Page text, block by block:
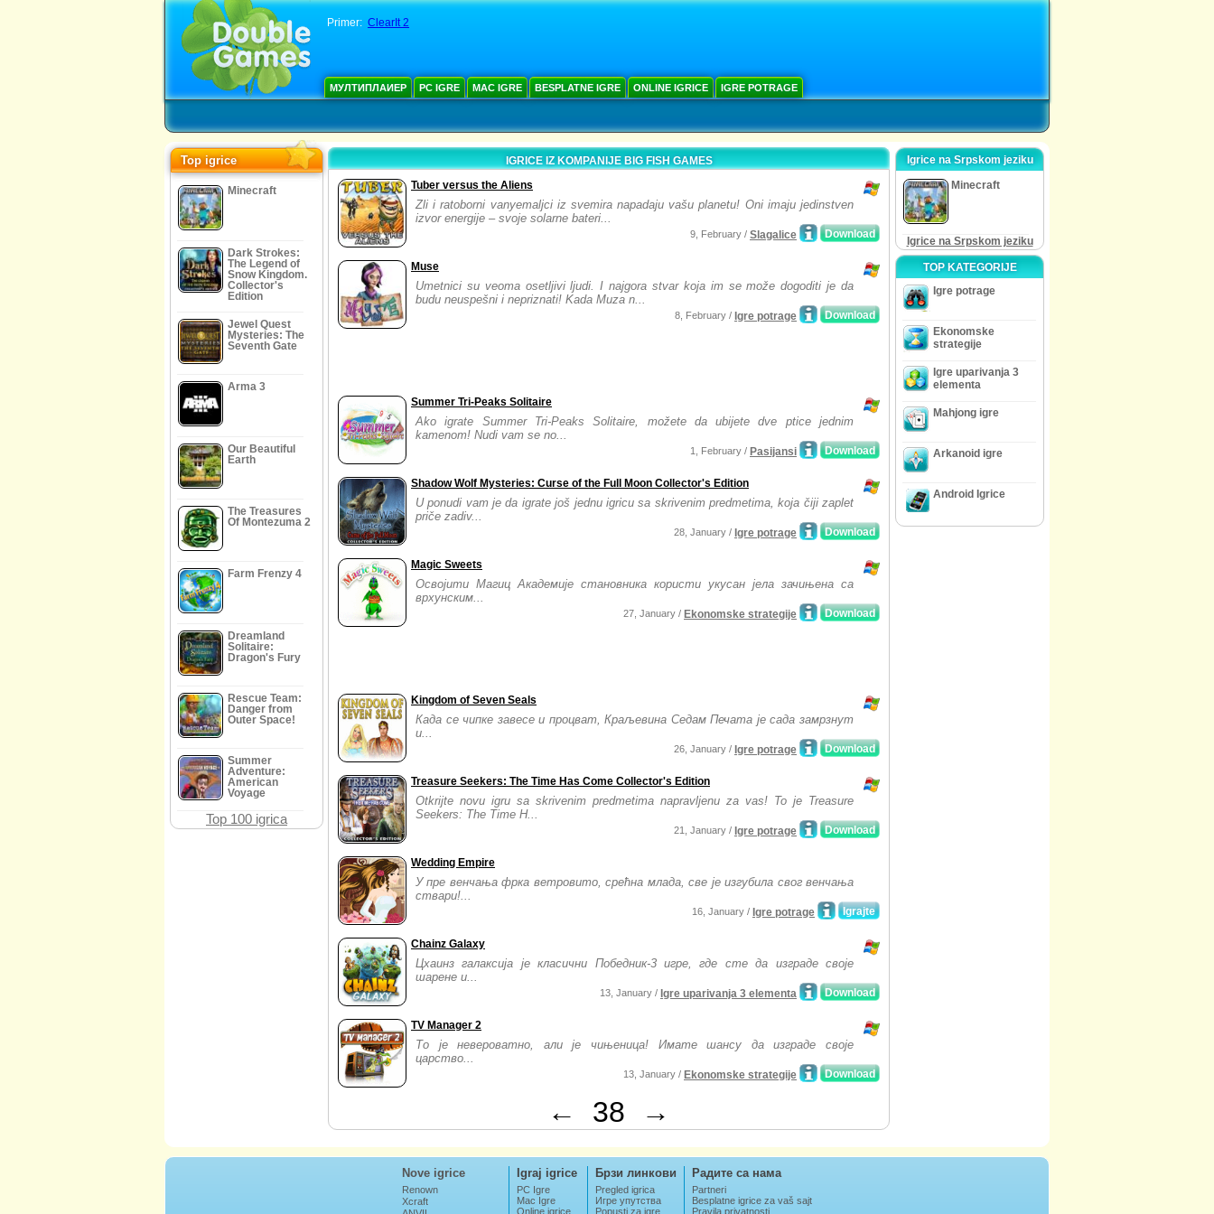
Primer: ClearIt 2
МУЛТИПЛАИЕР PC IGRE MAC IGRE BESPLATNE IGRE ONLINE IGRICE IGRE POTRAGE
Top igrice
Minecraft
Dark Strokes:
The Legend of
Snow Kingdom.
Collector's
Edition
Jewel Quest
Mysteries: The
Seventh Gate
Arma 3
Our Beautiful
Earth
The Treasures
Of Montezuma 2
Farm Frenzy 4
Dreamland
Solitaire:
Dragon's Fury
Rescue Team:
Danger from
Outer Space!
Summer
Adventure:
American
Voyage
Top 100 igrica
IGRICE IZ KOMPANIJE BIG FISH GAMES
Tuber versus the Aliens
Zli i ratoborni vanyemaljci iz svemira napadaju vašu planetu! Oni imaju jedinstven
izvor energije – svoje solarne bateri...
Download
9, February / Slagalice
Muse
Umetnici su veoma osetljivi ljudi. I najgora stvar koja im se može dogoditi je da
budu neuspešni i nepriznati! Kada Muza n...
Download
8, February / Igre potrage
Summer Tri-Peaks Solitaire
Ako igrate Summer Tri-Peaks Solitaire, možete da ubijete dve ptice jednim
kamenom! Nudi vam se no...
Download
1, February / Pasijansi
Shadow Wolf Mysteries: Curse of the Full Moon Collector's Edition
U ponudi vam je da igrate još jednu igricu sa skrivenim predmetima, koja čiji zaplet
priče zadiv...
Download
28, January / Igre potrage
Magic Sweets
Освојити Магиц Академије становника користи укусан јела зачињена са
врхунским...
Download
27, January / Ekonomske strategije
Kingdom of Seven Seals
Када се чипке завесе и процват, Краљевина Седам Печата је сада замрзнут
и...
Download
26, January / Igre potrage
Treasure Seekers: The Time Has Come Collector's Edition
Otkrijte novu igru sa skrivenim predmetima napravljenu za vas! To je Treasure
Seekers: The Time H...
Download
21, January / Igre potrage
Wedding Empire
У пре венчања фрка ветровито, срећна млада, све је изгубила свог венчања
ствари!...
Igrajte
16, January / Igre potrage
Chainz Galaxy
Цхаинз галаксија је класични Победник-3 игре, где сте да изграде своје
шарене и...
Download
13, January / Igre uparivanja 3 elementa
TV Manager 2
То је невероватно, али је чињеница! Имате шансу да изграде своје
царство...
Download
13, January / Ekonomske strategije
← 38 →
Igrice na Srpskom jeziku
Minecraft
Igrice na Srpskom jeziku
TOP KATEGORIJE
Igre potrage
Ekonomske
strategije
Igre uparivanja 3
elementa
Mahjong igre
Arkanoid igre
Android Igrice
Nove igrice
Renown
Xcraft
Igraj igrice
PC Igre
Mac Igre
Online igrice
Брзи линкови
Pregled igrica
Игре упутства
Popusti za igre
Радите са нама
Partneri
Besplatne igrice za vaš sajt
Pravila privatnosti